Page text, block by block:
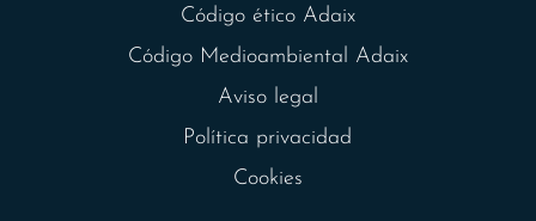
Código ético Adaix
Código Medioambiental Adaix
Aviso legal
Política privacidad
Cookies